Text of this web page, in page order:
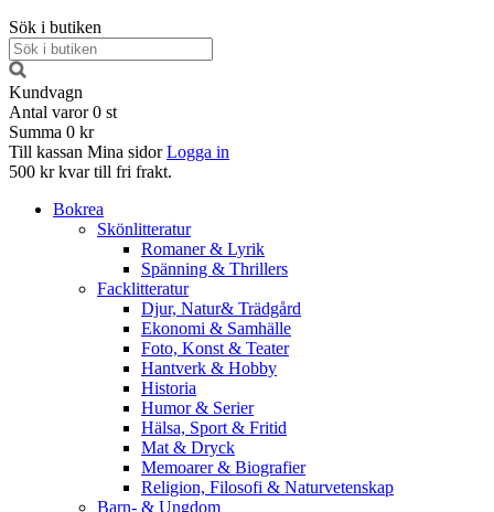
Sök i butiken
Kundvagn
Antal varor 0 st
Summa 0 kr
Till kassan Mina sidor Logga in
500 kr kvar till fri frakt.
Bokrea
Skönlitteratur
Romaner & Lyrik
Spänning & Thrillers
Facklitteratur
Djur, Natur& Trädgård
Ekonomi & Samhälle
Foto, Konst & Teater
Hantverk & Hobby
Historia
Humor & Serier
Hälsa, Sport & Fritid
Mat & Dryck
Memoarer & Biografier
Religion, Filosofi & Naturvetenskap
Barn- & Ungdom